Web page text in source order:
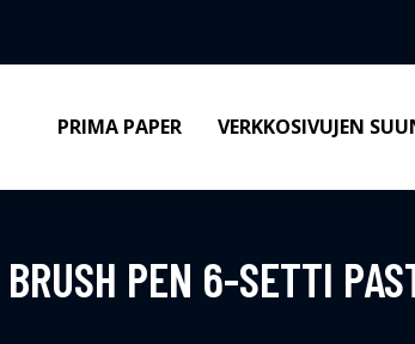
PRIMA PAPER VERKKOSIVUJEN
PEN 6-SETTI